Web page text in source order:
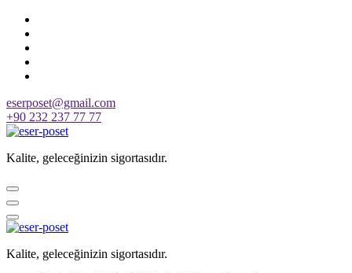
Skip
content
eserposet@gmail.com
+90 232 237 77 77
Kalite, geleceğinizin sigortasıdır.
Kalite, geleceğinizin sigortasıdır.